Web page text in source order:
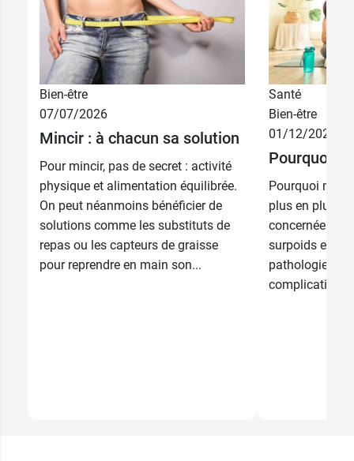
Bien-être
07/07/2026
Mincir : à chacun sa solution
Pour mincir, pas de secret : activité
physique et alimentation équilibrée.
On peut néanmoins bénéficier de
solutions comme les substituts de
repas ou les capteurs de graisse
pour reprendre en main son...
Santé
Bien-être
01/12/2025
Pourquoi je
Pourquoi
plus en plus
concernées
surpoids et de
pathologies
complications